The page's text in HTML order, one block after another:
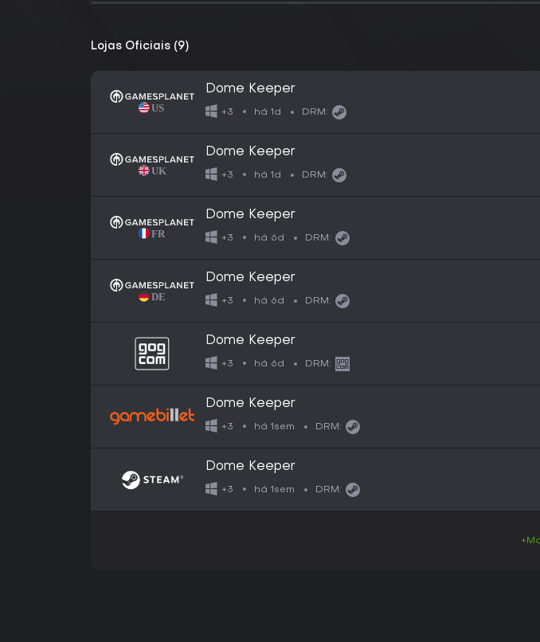
Lojas Oficiais (9)
Dome Keeper
+3 há 1d DRM:
Dome Keeper
+3 há 1d DRM:
Dome Keeper
+3 há 6d DRM:
Dome Keeper
+3 há 6d DRM:
Dome Keeper
+3 há 6d DRM:
Dome Keeper
+3 há 1sem DRM:
Dome Keeper
+3 há 1sem DRM: